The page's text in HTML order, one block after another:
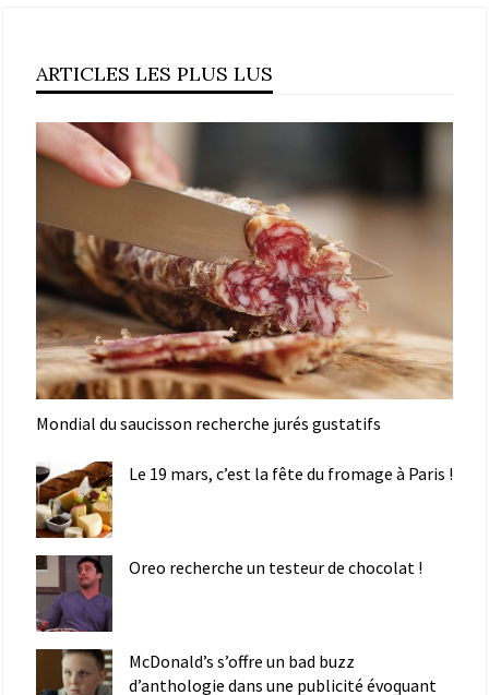
ARTICLES LES PLUS LUS
Mondial du saucisson recherche jurés gustatifs
Le 19 mars, c’est la fête du fromage à Paris !
Oreo recherche un testeur de chocolat !
McDonald’s s’offre un bad buzz
d’anthologie dans une publicité évoquant